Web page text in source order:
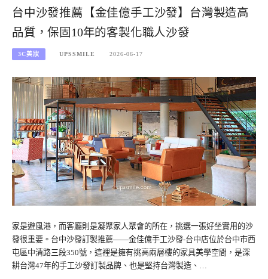
台中沙發推薦【金佳億手工沙發】台灣製造高
品質，保固10年的客製化職人沙發
3C美妝 UPSSMILE 2026-06-17
家是避風港，而客廳則是凝聚家人聚會的所在，挑選一張好坐實用的沙
發很重要。台中沙發訂製推薦——金佳億手工沙發-台中店位於台中市西
屯區中清路三段350號，這裡是擁有挑高兩層樓的家具美學空間，是深
耕台灣47年的手工沙發訂製品牌、也是堅持台灣製造、…